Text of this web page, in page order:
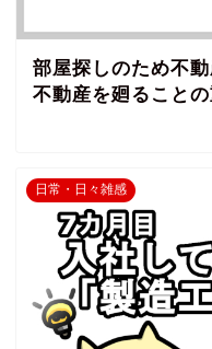
部屋探しのため不
不動産を廻ること
日常・日々雑感